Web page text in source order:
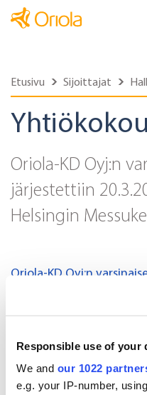
Responsible use of your
We and our 1022
e.g. your IP-number,
Etusivu Sijoittajat
Oriola-KD Oyj:n
järjestettiin
Helsingin
Oriola-KD Oyj:n
Toimitusjohtajan katsaus
Yhtiökokouskutsu